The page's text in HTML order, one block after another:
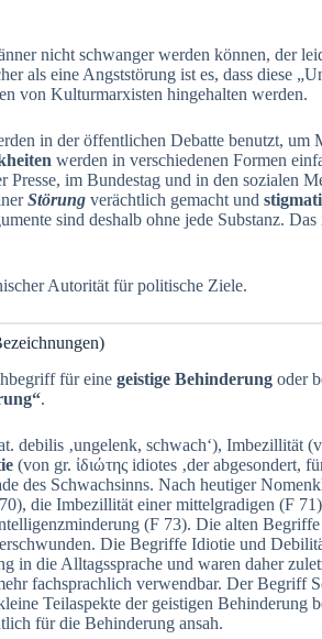
nicht schwanger werden können, der
als eine Angststörung ist es, dass diese
von Kulturmarxisten hingehalten werden.
in der öffentlichen Debatte benutzt, um
werden in verschiedenen Formen
Presse, im Bundestag und in den sozialen
Störung verächtlich gemacht und
sind deshalb ohne jede Substanz. Das
Autorität für politische Ziele.
für eine geistige Behinderung oder
.
debilis ‚ungelenk, schwach‘), Imbezillität
(von gr. ἰδιώτης idiotes ‚der abgesondert,
des Schwachsinns. Nach heutiger
die Imbezillität einer mittelgradigen (F
(F 73). Die alten
Die Begriffe Idiotie und
in die Alltagssprache und waren daher
fachsprachlich verwendbar. Der Begriff
Teilaspekte der geistigen Behinderung
für die Behinderung ansah.